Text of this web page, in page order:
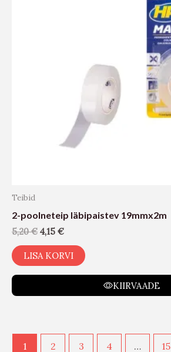
Teibid
2-poolneteip läbipaistev 19mmx2m
5,20€ 4,15 €
LISA KORVI
KIIRVAADE
1 2 3 4 … 15